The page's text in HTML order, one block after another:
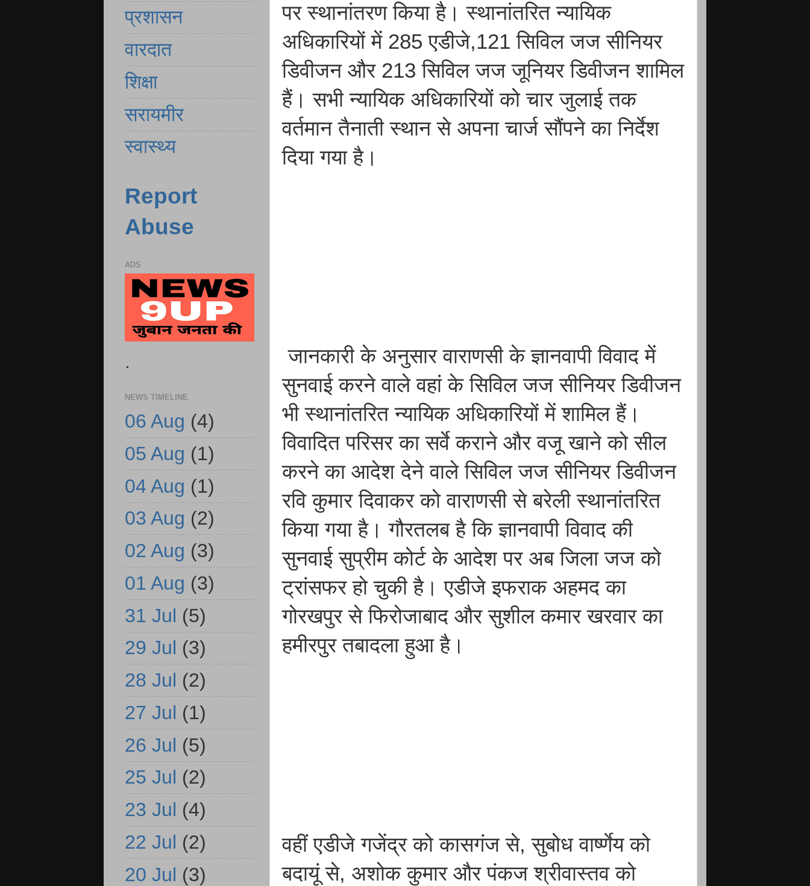
पर स्थानांतरण किया है। स्थानांतरित न्यायिक
अधिकारियों में 285 एडीजे,121 सिविल जज सीनियर
डिवीजन और 213 सिविल जज जूनियर डिवीजन शामिल
हैं। सभी न्यायिक अधिकारियों को चार जुलाई तक
वर्तमान तैनाती स्थान से अपना चार्ज सौंपने का निर्देश
दिया गया है।
जानकारी के अनुसार वाराणसी के ज्ञानवापी विवाद में
सुनवाई करने वाले वहां के सिविल जज सीनियर डिवीजन
भी स्थानांतरित न्यायिक अधिकारियों में शामिल हैं।
विवादित परिसर का सर्वे कराने और वजू खाने को सील
करने का आदेश देने वाले सिविल जज सीनियर डिवीजन
रवि कुमार दिवाकर को वाराणसी से बरेली स्थानांतरित
किया गया है। गौरतलब है कि ज्ञानवापी विवाद की
सुनवाई सुप्रीम कोर्ट के आदेश पर अब जिला जज को
ट्रांसफर हो चुकी है। एडीजे इफराक अहमद का
गोरखपुर से फिरोजाबाद और सुशील कमार खरवार का
हमीरपुर तबादला हुआ है।
वहीं एडीजे गजेंद्र को कासगंज से, सुबोध वार्ष्णेय को
बदायूं से, अशोक कुमार और पंकज श्रीवास्तव को
प्रशासन
वारदात
शिक्षा
सरायमीर
स्वास्थ्य
Report
Abuse
ADS
.
NEWS TIMELINE
06 Aug (4)
05 Aug (1)
04 Aug (1)
03 Aug (2)
02 Aug (3)
01 Aug (3)
31 Jul (5)
29 Jul (3)
28 Jul (2)
27 Jul (1)
26 Jul (5)
25 Jul (2)
23 Jul (4)
22 Jul (2)
20 Jul (3)